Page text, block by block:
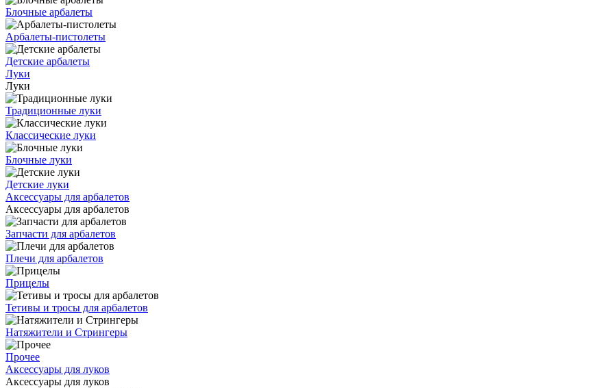
Блочные арбалеты
Арбалеты-пистолеты
Детские арбалеты
Луки
Луки
Традиционные луки
Классические луки
Блочные луки
Детские луки
Аксессуары для арбалетов
Аксессуары для арбалетов
Запчасти для арбалетов
Плечи для арбалетов
Прицелы
Тетивы и тросы для арбалетов
Натяжители и Стрингеры
Прочее
Аксессуары для луков
Аксессуары для луков